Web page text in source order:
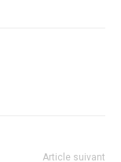
Article suivant